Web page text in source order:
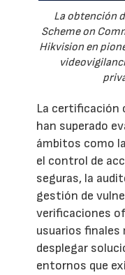
La obtención
Scheme on
Hikvision en
La certificación
han superado
ámbitos como
el control de
seguras, la
gestión de
verificaciones
usuarios finales
desplegar
entornos que